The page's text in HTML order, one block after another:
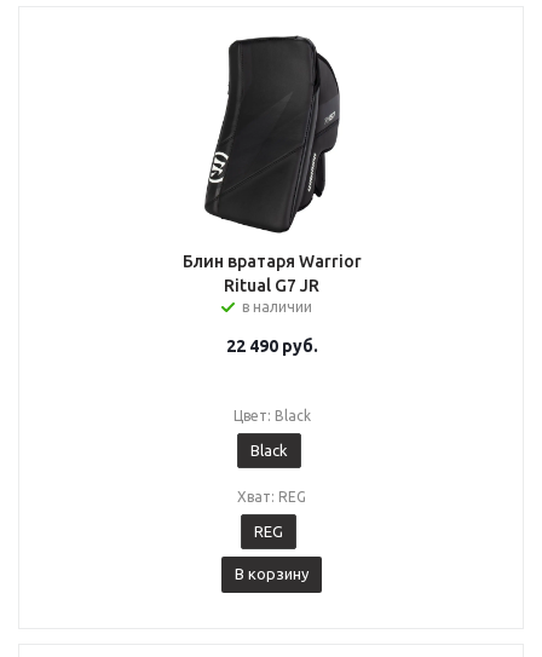
Блин вратаря Warrior
Ritual G7 JR
в наличии
22 490руб.
Цвет: Black
Black
Хват: REG
REG
В корзину